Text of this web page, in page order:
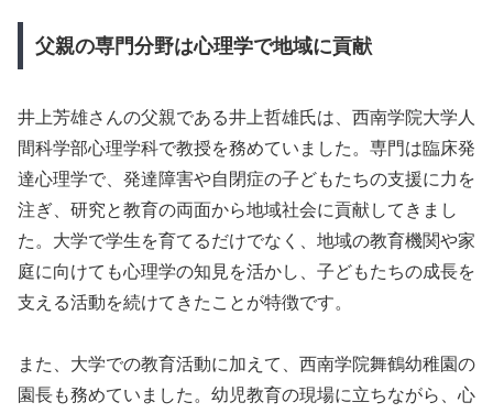
父親の専門分野は心理学で地域に貢献
井上芳雄さんの父親である井上哲雄氏は、西南学院大学人
間科学部心理学科で教授を務めていました。専門は臨床発
達心理学で、発達障害や自閉症の子どもたちの支援に力を
注ぎ、研究と教育の両面から地域社会に貢献してきまし
た。大学で学生を育てるだけでなく、地域の教育機関や家
庭に向けても心理学の知見を活かし、子どもたちの成長を
支える活動を続けてきたことが特徴です。
また、大学での教育活動に加えて、西南学院舞鶴幼稚園の
園長も務めていました。幼児教育の現場に立ちながら、心